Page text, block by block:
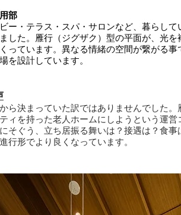
部
ー・テラス・スパ・サロンなど、暮らし
した。雁行（ジグザク）型の平面が、光
っています。異なる情緒の空間が繋がる
を設計しています。
ら決まっていた訳ではありませんでした
ィを持った老人ホームにしようという運
そぐう、立ち居振る舞いは？接遇は？食
行形でより良くなっています。